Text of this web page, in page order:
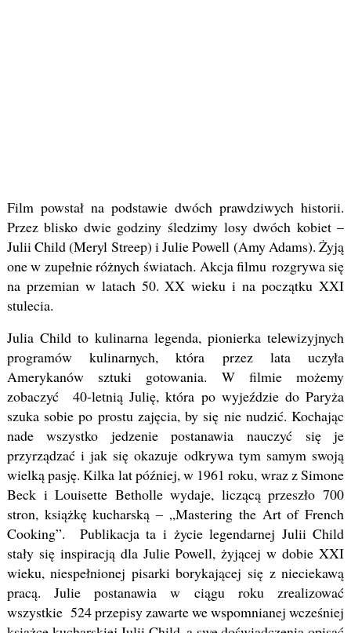
Film powstał na podstawie dwóch prawdziwych historii.
Przez blisko dwie godziny śledzimy losy dwóch kobiet –
Julii Child (Meryl Streep) i Julie Powell (Amy Adams). Żyją
one w zupełnie różnych światach. Akcja filmu rozgrywa się
na przemian w latach 50. XX wieku i na początku XXI
stulecia.
Julia Child to kulinarna legenda, pionierka telewizyjnych
programów kulinarnych, która przez lata uczyła
Amerykanów sztuki gotowania. W filmie możemy
zobaczyć 40-letnią Julię, która po wyjeździe do Paryża
szuka sobie po prostu zajęcia, by się nie nudzić. Kochając
nade wszystko jedzenie postanawia nauczyć się je
przyrządzać i jak się okazuje odkrywa tym samym swoją
wielką pasję. Kilka lat później, w 1961 roku, wraz z Simone
Beck i Louisette Betholle wydaje, liczącą przeszło 700
stron, książkę kucharską – „Mastering the Art of French
Cooking”. Publikacja ta i życie legendarnej Julii Child
stały się inspiracją dla Julie Powell, żyjącej w dobie XXI
wieku, niespełnionej pisarki borykającej się z nieciekawą
pracą. Julie postanawia w ciągu roku zrealizować
wszystkie 524 przepisy zawarte we wspomnianej wcześniej